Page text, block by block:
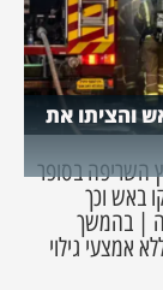
והציתו את
השריפה בסופר
באש וכך
| בהמשך
אמצעי גילוי